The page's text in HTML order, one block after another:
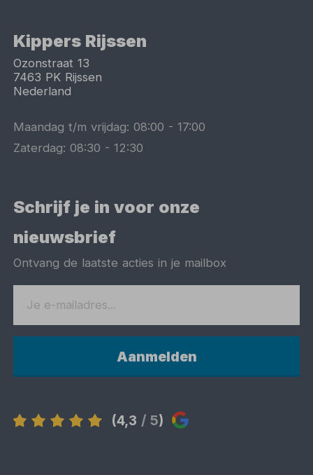
Kippers Rijssen
Ozonstraat 13
7463 PK Rijssen
Nederland
Maandag t/m vrijdag:08:00 -17:00
Zaterdag:08:30 -12:30
Schrijf je in voor onze
nieuwsbrief
Ontvang de laatste acties in je mailbox
Aanmelden
(4,3 / 5)